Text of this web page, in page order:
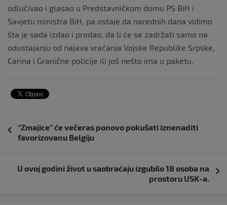
odlučivao i glasao u Predstavničkom domu PS BiH i
Savjetu ministra BiH, pa ostaje da narednih dana vidimo
šta je sada izdao i prodao, da li će se zadržati samo na
odustajanju od najava vraćanja Vojske Republike Srpske,
Carina i Granične policije ili još nešto ima u paketu.
objava
“Zmajice” će večeras ponovo pokušati iznenaditi
favorizovanu Belgiju
U ovoj godini život u saobraćaju izgubilo 18 osoba na
prostoru USK-a.